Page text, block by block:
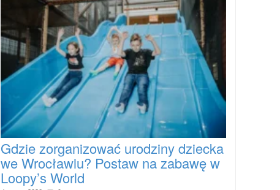
Gdzie zorganizować urodziny dziecka
we Wrocławiu? Postaw na zabawę w
Loopy’s World